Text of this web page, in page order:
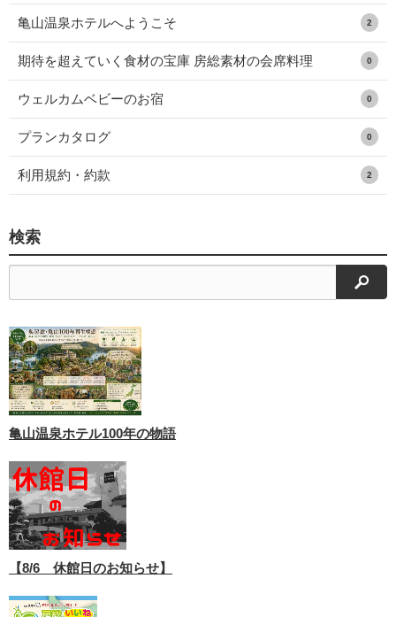
亀山温泉ホテルへようこそ 2
期待を超えていく食材の宝庫 房総素材の会席料理 0
ウェルカムベビーのお宿 0
プランカタログ 0
利用規約・約款 2
検索
検索
亀山温泉ホテル100年の物語
【8/6 休館日のお知らせ】